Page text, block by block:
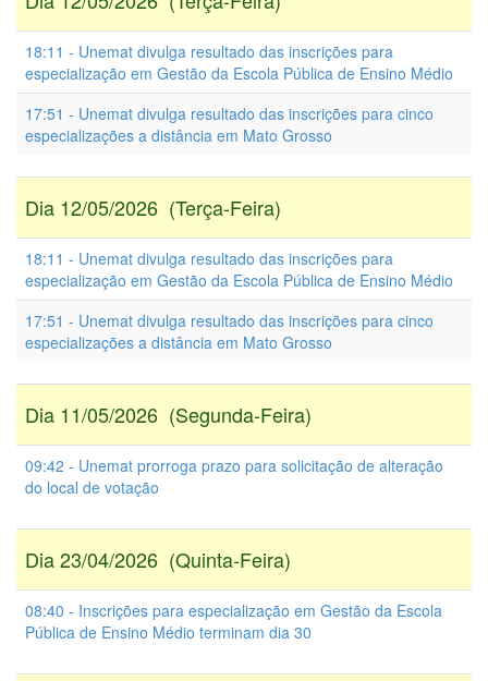
18:11 - Unemat divulga resultado das inscrições para
especialização em Gestão da Escola Pública de Ensino Médio
17:51 - Unemat divulga resultado das inscrições para cinco
especializações a distância em Mato Grosso
Dia 12/05/2026 (Terça-Feira)
18:11 - Unemat divulga resultado das inscrições para
especialização em Gestão da Escola Pública de Ensino Médio
17:51 - Unemat divulga resultado das inscrições para cinco
especializações a distância em Mato Grosso
Dia 11/05/2026 (Segunda-Feira)
09:42 - Unemat prorroga prazo para solicitação de alteração
do local de votação
Dia 23/04/2026 (Quinta-Feira)
08:40 - Inscrições para especialização em Gestão da Escola
Pública de Ensino Médio terminam dia 30